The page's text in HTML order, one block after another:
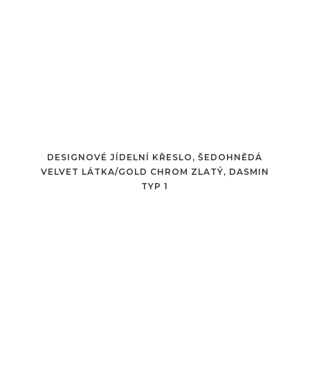
DESIGNOVÉ JÍDELNÍ KŘESLO, ŠEDOHNĚDÁ
VELVET LÁTKA/GOLD CHROM ZLATÝ, DASMIN
TYP 1